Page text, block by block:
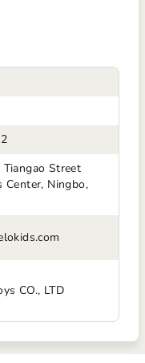
Tiangao Street
Center, Ningbo,
CO., LTD